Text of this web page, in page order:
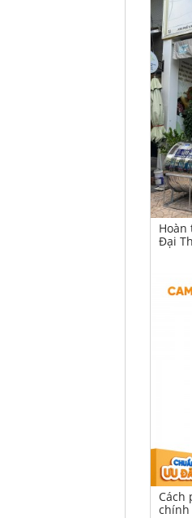
Đại
Cách
chính